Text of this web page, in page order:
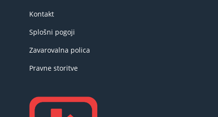
Kontakt
Splošni pogoji
Zavarovalna polica
Pravne storitve